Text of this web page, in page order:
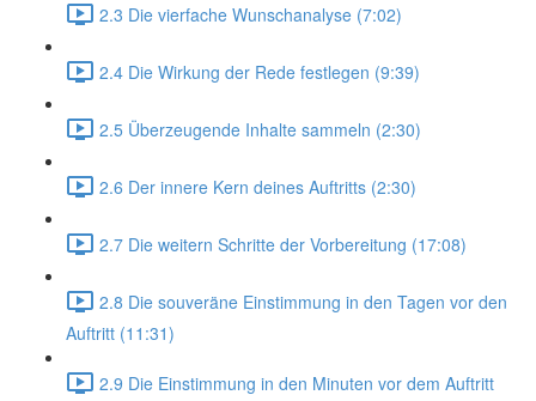
2.3 Die vierfache Wunschanalyse (7:02)
2.4 Die Wirkung der Rede festlegen (9:39)
2.5 Überzeugende Inhalte sammeln (2:30)
2.6 Der innere Kern deines Auftritts (2:30)
2.7 Die weitern Schritte der Vorbereitung (17:08)
2.8 Die souveräne Einstimmung in den Tagen vor den
Auftritt (11:31)
2.9 Die Einstimmung in den Minuten vor dem Auftritt